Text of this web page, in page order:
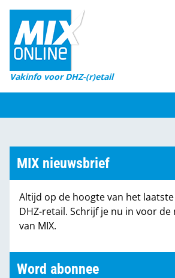
Vakinfo voor DHZ-(r)etail
Home
Magazines
DHZ Sessie
Marktcijfers
Partners
MIX nieuwsbrief
Altijd op de hoogte van het
DHZ-retail. Schrijf je nu in voor de
van MIX.
Word abonnee